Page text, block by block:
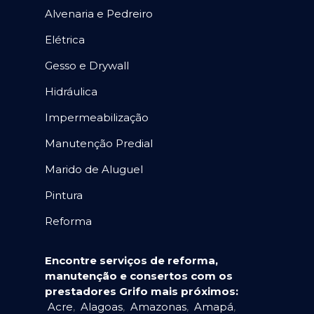
Alvenaria e Pedreiro
Elétrica
Gesso e Drywall
Hidráulica
Impermeabilização
Manutenção Predial
Marido de Aluguel
Pintura
Reforma
Encontre serviços de reforma,
manutenção e consertos com os
prestadores Grifo mais próximos:
Acre, Alagoas, Amazonas, Amapá,